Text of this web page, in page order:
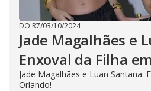
DO R7/03/10/2024
Jade Magalhães e
Enxoval da Filha
Jade Magalhães e Luan Santana:
Orlando!